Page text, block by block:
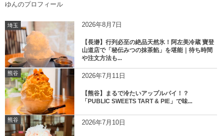
ゆんのプロフィール
埼玉 2026年8月7日
【長瀞】行列必至の絶品天然氷！阿左美冷蔵 寶登
山道店で「秘伝みつの抹茶餡」を堪能｜待ち時間
や注文方法も...
熊谷 2026年7月11日
【熊谷】まるで冷たいアップルパイ！？
「PUBLIC SWEETS TART & PIE」で味...
熊谷 2026年7月10日